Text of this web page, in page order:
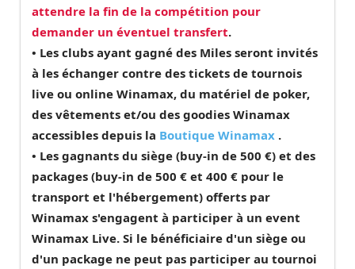
attendre la fin de la compétition pour
demander un éventuel transfert.
• Les clubs ayant gagné des Miles seront invités
à les échanger contre des tickets de tournois
live ou online Winamax, du matériel de poker,
des vêtements et/ou des goodies Winamax
accessibles depuis la Boutique Winamax .
• Les gagnants du siège (buy-in de 500 €) et des
packages (buy-in de 500 € et 400 € pour le
transport et l'hébergement) offerts par
Winamax s'engagent à participer à un event
Winamax Live. Si le bénéficiaire d'un siège ou
d'un package ne peut pas participer au tournoi